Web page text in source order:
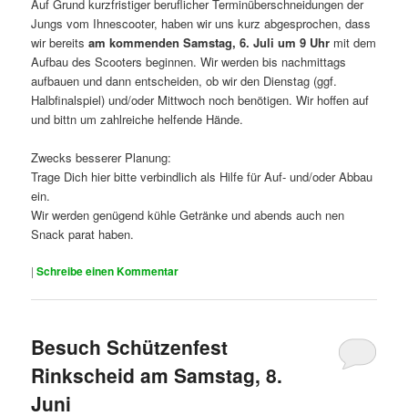
Auf Grund kurzfristiger beruflicher Terminüberschneidungen der
Jungs vom Ihnescooter, haben wir uns kurz abgesprochen, dass
wir bereitsam kommenden Samstag, 6. Juli um 9 Uhr mit dem
Aufbau des Scooters beginnen. Wir werden bis nachmittags
aufbauen und dann entscheiden, ob wir den Dienstag (ggf.
Halbfinalspiel) und/oder Mittwoch noch benötigen. Wir hoffen auf
und bittn um zahlreiche helfende Hände.
Zwecks besserer Planung:
Trage Dich hier bitte verbindlich als Hilfe für Auf- und/oder Abbau
ein.
Wir werden genügend kühle Getränke und abends auch nen
Snack parat haben.
|Schreibe einen Kommentar
Besuch Schützenfest
Rinkscheid am Samstag, 8.
Juni